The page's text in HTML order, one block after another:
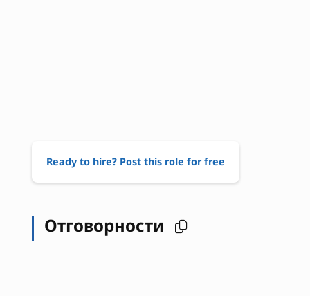
Ready to hire? Post this role for free
Отговорности